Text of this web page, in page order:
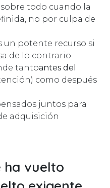
todo cuando la
no por culpa de
un potente recurso si
de lo contrario
tantoantes del
como después
juntos para
adquisición
ha vuelto